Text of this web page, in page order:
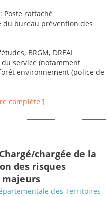
Poste rattaché
bureau prévention des
BRGM, DREAL
service (notamment
environnement (police de
complète ]
chargée de la
des risques
des Territoires